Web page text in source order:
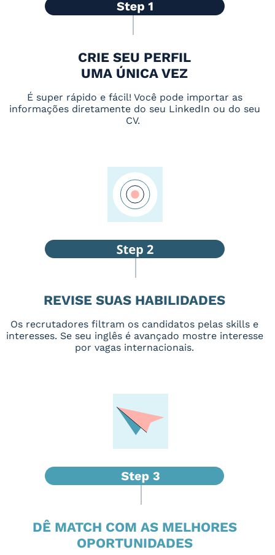
CRIE SEU PERFIL
UMA ÚNICA VEZ
É super rápido e fácil! Você pode importar as
informações diretamente do seu LinkedIn ou do seu
CV.
REVISE SUAS HABILIDADES
Os recrutadores filtram os candidatos pelas skills e
interesses. Se seu inglês é avançado mostre interesse
por vagas internacionais.
DÊ MATCH COM AS MELHORES
OPORTUNIDADES